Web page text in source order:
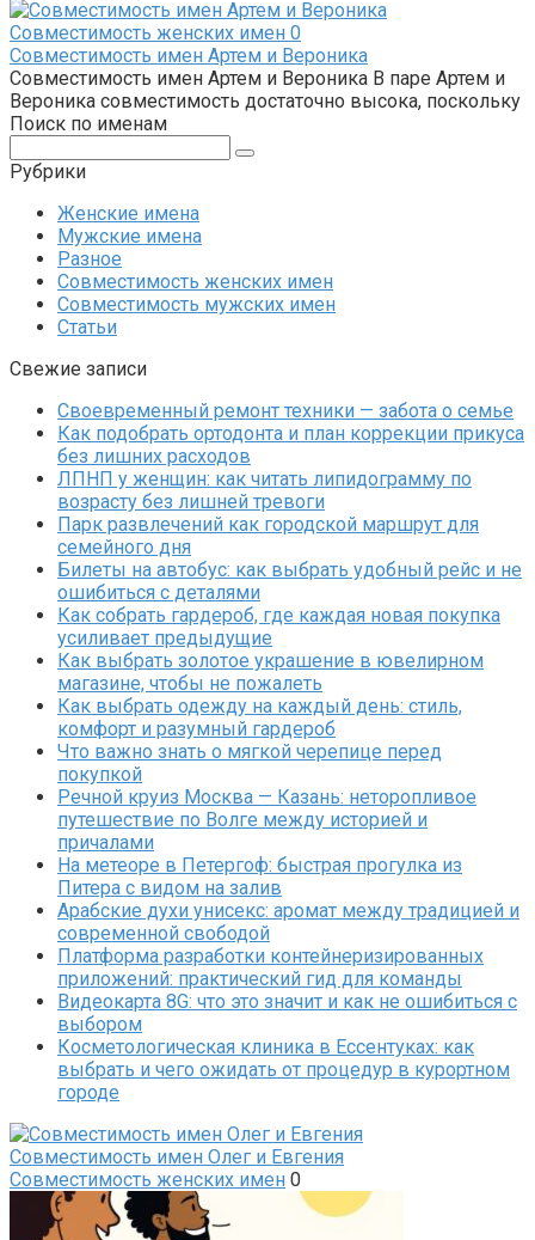
Совместимость женских имен 0
Совместимость имен Артем и Вероника
Совместимость имен Артем и Вероника В паре Артем и
Вероника совместимость достаточно высока, поскольку
Поиск по именам
Рубрики
Женские имена
Мужские имена
Разное
Совместимость женских имен
Совместимость мужских имен
Статьи
Свежие записи
Своевременный ремонт техники — забота о семье
Как подобрать ортодонта и план коррекции прикуса
без лишних расходов
ЛПНП у женщин: как читать липидограмму по
возрасту без лишней тревоги
Парк развлечений как городской маршрут для
семейного дня
Билеты на автобус: как выбрать удобный рейс и не
ошибиться с деталями
Как собрать гардероб, где каждая новая покупка
усиливает предыдущие
Как выбрать золотое украшение в ювелирном
магазине, чтобы не пожалеть
Как выбрать одежду на каждый день: стиль,
комфорт и разумный гардероб
Что важно знать о мягкой черепице перед
покупкой
Речной круиз Москва — Казань: неторопливое
путешествие по Волге между историей и
причалами
На метеоре в Петергоф: быстрая прогулка из
Питера с видом на залив
Арабские духи унисекс: аромат между традицией и
современной свободой
Платформа разработки контейнеризированных
приложений: практический гид для команды
Видеокарта 8G: что это значит и как не ошибиться с
выбором
Косметологическая клиника в Ессентуках: как
выбрать и чего ожидать от процедур в курортном
городе
Совместимость имен Олег и Евгения
Совместимость женских имен 0